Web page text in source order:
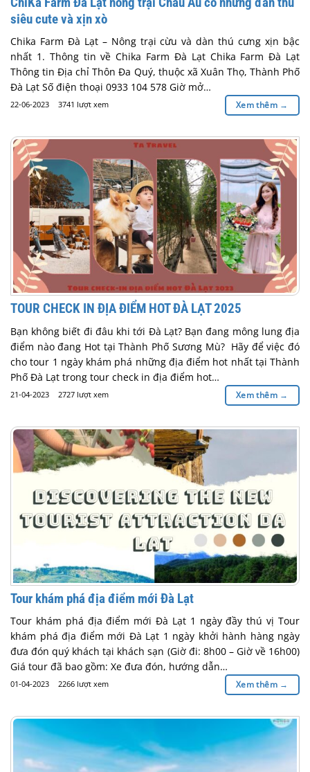
siêu cute và xịn xò
Chika Farm Đà Lạt – Nông trại cừu và dàn thú cưng xịn bậc
nhất 1. Thông tin về Chika Farm Đà Lạt Chika Farm Đà Lạt
Thông tin Địa chỉ Thôn Đa Quý, thuộc xã Xuân Thọ, Thành Phố
Đà Lạt Số điện thoại 0933 104 578 Giờ mở…
22-06-2023 3741 lượt xem Xem thêm →
TOUR CHECK IN ĐỊA ĐIỂM HOT ĐÀ LẠT 2025
Bạn không biết đi đâu khi tới Đà Lạt? Bạn đang mông lung địa
điểm nào đang Hot tại Thành Phố Sương Mù? Hãy để việc đó
cho tour 1 ngày khám phá những địa điểm hot nhất tại Thành
Phố Đà Lạt trong tour check in địa điểm hot…
21-04-2023 2727 lượt xem Xem thêm →
Tour khám phá địa điểm mới Đà Lạt
Tour khám phá địa điểm mới Đà Lạt 1 ngày đầy thú vị Tour
khám phá địa điểm mới Đà Lạt 1 ngày khởi hành hàng ngày
đưa đón quý khách tại khách sạn (Giờ đi: 8h00 – Giờ về 16h00)
Giá tour đã bao gồm: Xe đưa đón, hướng dẫn…
01-04-2023 2266 lượt xem Xem thêm →